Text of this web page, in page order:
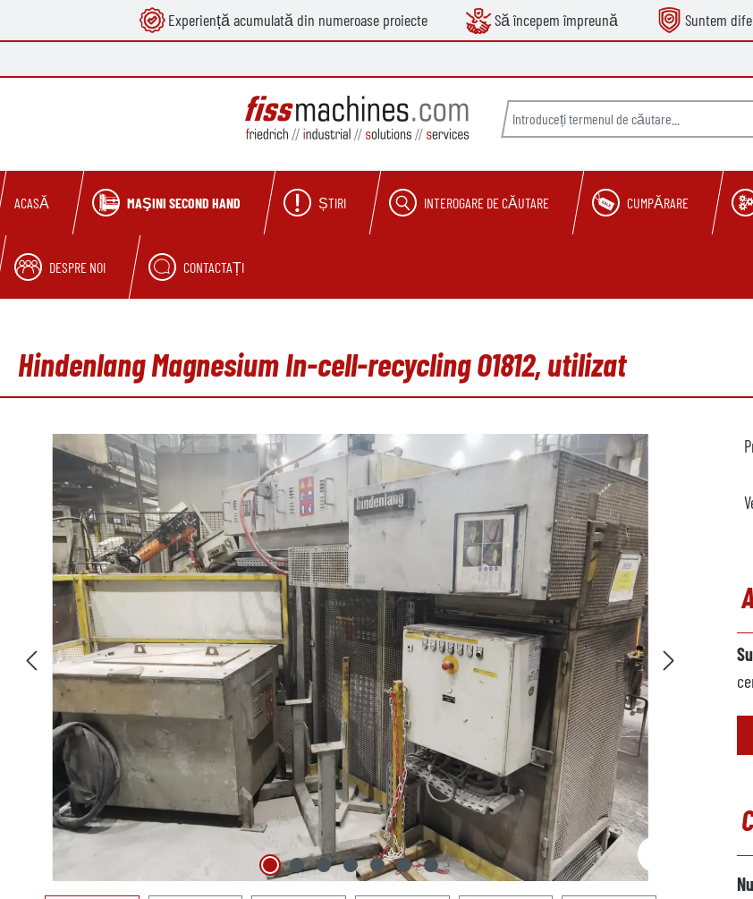
Sari la navigarea principalăExperiență acumulată din numeroase proiecte Să începem împreună Suntem
ACASĂ MAŞINI SECOND HAND ȘTIRI INTEROGARE DE CĂUTARE CUMPĂRARE
DESPRE NOI CONTACTAȚI
Hindenlang Magnesium In-cell-recycling O1812, utilizat
Sari peste galeria de imagini